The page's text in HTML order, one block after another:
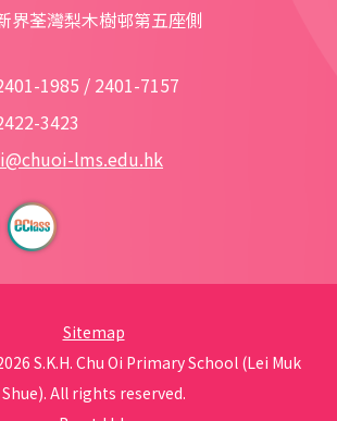
界荃灣梨木樹邨第五座側
1985 / 2401-7157
3423
lms.edu.hk
Sitemap
S.K.H. Chu Oi Primary School (Lei Muk
Shue). All rights reserved.